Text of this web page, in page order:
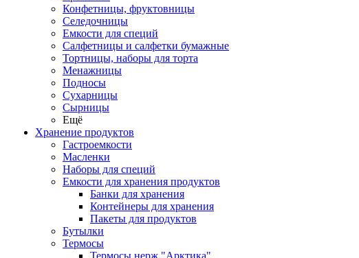
Конфетницы, фруктовницы
Селедочницы
Емкости для специй
Салфетницы и салфетки бумажные
Тортницы, наборы для торта
Менажницы
Подносы
Сухарницы
Сырницы
Ещё
Хранение продуктов
Гастроемкости
Масленки
Наборы для специй
Емкости для хранения продуктов
Банки для хранения
Контейнеры для хранения
Пакеты для продуктов
Бутылки
Термосы
Термосы нерж."Арктика"